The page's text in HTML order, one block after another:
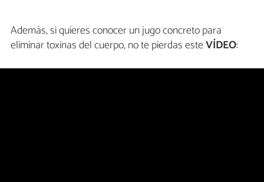
Además, si quieres conocer un jugo concreto para
eliminar toxinas del cuerpo, no te pierdas esteVÍDEO: